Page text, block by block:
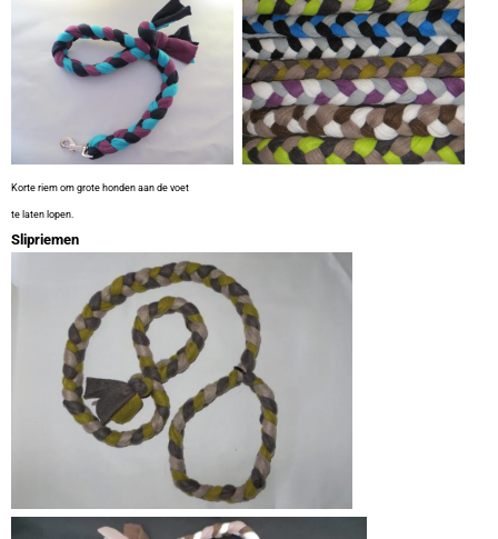
Korte riem om grote honden aan de voet
te laten lopen.
Slipriemen